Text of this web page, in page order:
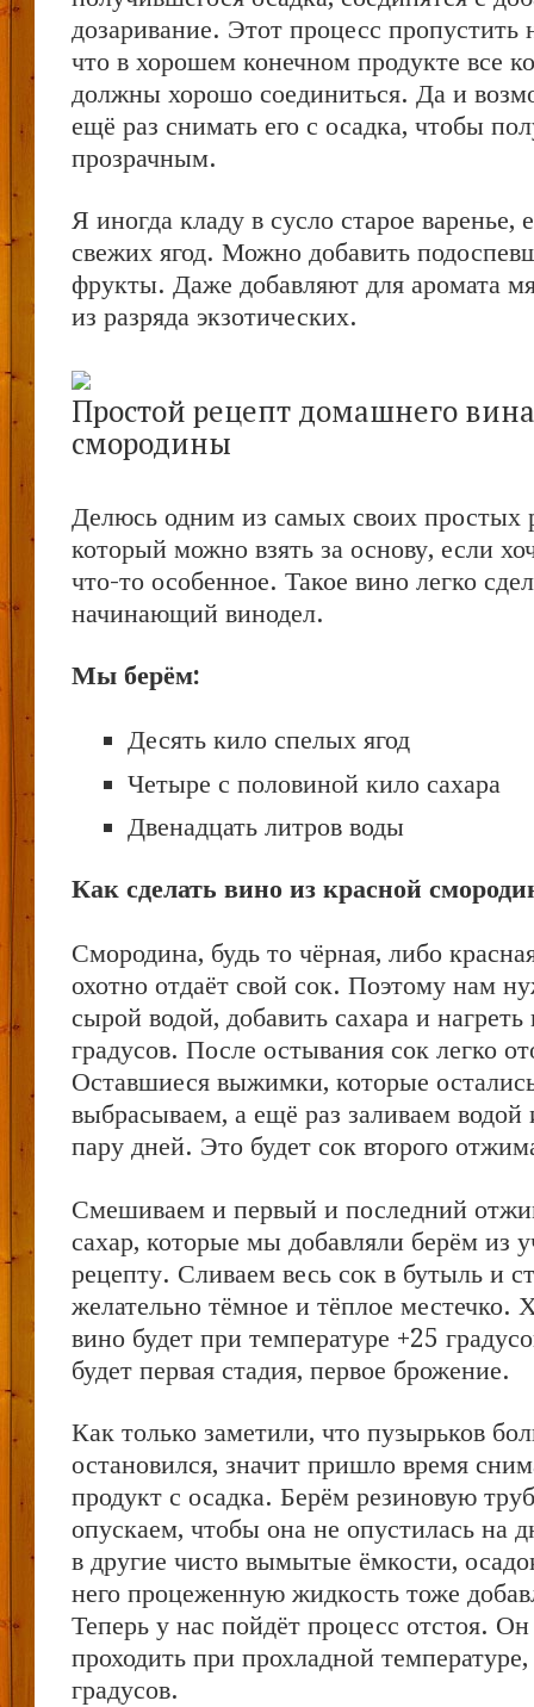
дозаривание. Этот процесс пропустить
что в хорошем конечном продукте все
должны хорошо соединиться. Да и
ещё раз снимать его с осадка, чтобы
прозрачным.
Я иногда кладу в сусло старое варенье,
свежих ягод. Можно добавить
фрукты. Даже добавляют для аромата
из разряда экзотических.
Простой рецепт домашнего
смородины
Делюсь одним из самых своих простых
который можно взять за основу, если
что-то особенное. Такое вино легко
начинающий винодел.
Мы берём:
Десять кило спелых ягод
Четыре с половиной кило сахара
Двенадцать литров воды
Как сделать вино из красной
Смородина, будь то чёрная, либо
охотно отдаёт свой сок. Поэтому нам
сырой водой, добавить сахара и
градусов. После остывания сок легко
Оставшиеся выжимки, которые
выбрасываем, а ещё раз заливаем водой
пару дней. Это будет сок второго
Смешиваем и первый и последний
сахар, которые мы добавляли берём из
рецепту. Сливаем весь сок в бутыль и
желательно тёмное и тёплое местечко.
вино будет при температуре +25
будет первая стадия, первое брожение.
Как только заметили, что пузырьков
остановился, значит пришло время
продукт с осадка. Берём резиновую
опускаем, чтобы она не опустилась на
в другие чисто вымытые ёмкости,
него процеженную жидкость тоже
Теперь у нас пойдёт процесс отстоя.
проходить при прохладной
градусов.